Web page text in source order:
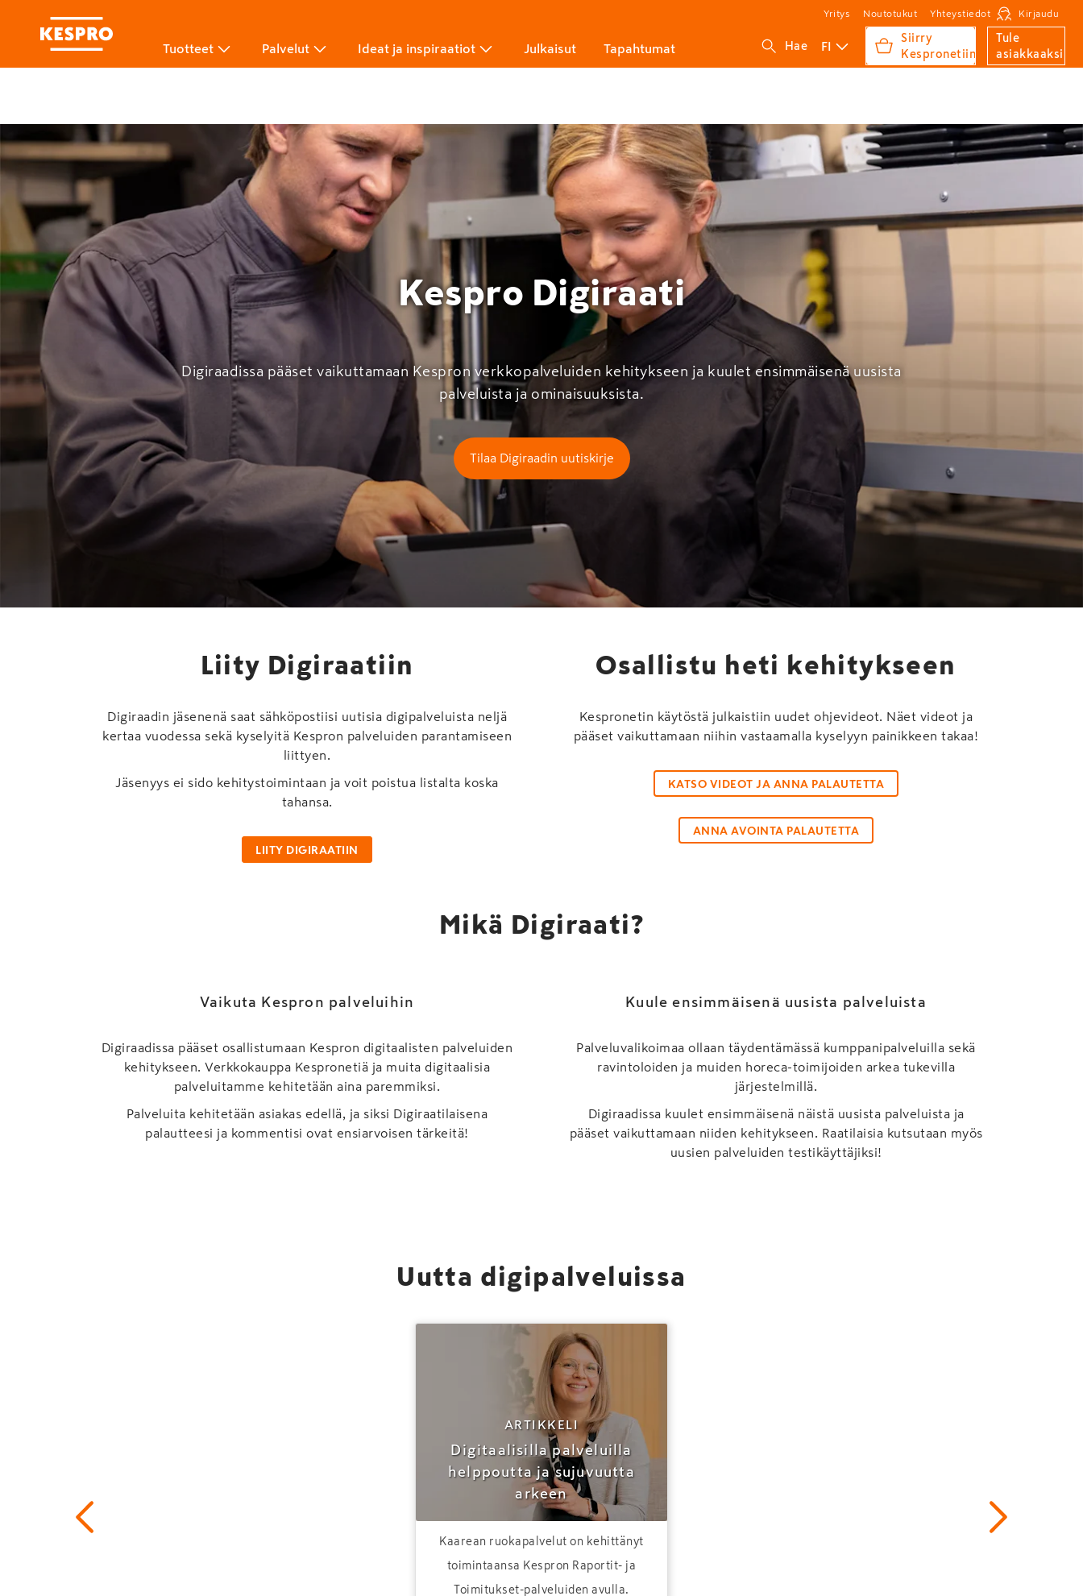
Yritys Noutotukut Yhteystiedot Kirjaudu
Tuotteet Palvelut Ideat ja inspiraatiot Julkaisut Tapahtumat Hae FI
Siirry
Kespronetiin
Tule
asiakkaaksi
Kespro Digiraati
Digiraadissa pääset vaikuttamaan Kespron verkkopalveluiden kehitykseen ja kuulet ensimmäisenä uusista
palveluista ja ominaisuuksista.
Tilaa Digiraadin uutiskirje
Liity Digiraatiin
Digiraadin jäsenenä saat sähköpostiisi uutisia digipalveluista neljä
kertaa vuodessa sekä kyselyitä Kespron palveluiden parantamiseen
liittyen.
Jäsenyys ei sido kehitystoimintaan ja voit poistua listalta koska
tahansa.
LIITY DIGIRAATIIN
Osallistu heti kehitykseen
Kespronetin käytöstä julkaistiin uudet ohjevideot. Näet videot ja
pääset vaikuttamaan niihin vastaamalla kyselyyn painikkeen takaa!
KATSO VIDEOT JA ANNA PALAUTETTA
ANNA AVOINTA PALAUTETTA
Mikä Digiraati?
Vaikuta Kespron palveluihin
Digiraadissa pääset osallistumaan Kespron digitaalisten palveluiden
kehitykseen. Verkkokauppa Kespronetiä ja muita digitaalisia
palveluitamme kehitetään aina paremmiksi.
Palveluita kehitetään asiakas edellä, ja siksi Digiraatilaisena
palautteesi ja kommentisi ovat ensiarvoisen tärkeitä!
Kuule ensimmäisenä uusista palveluista
Palveluvalikoimaa ollaan täydentämässä kumppanipalveluilla sekä
ravintoloiden ja muiden horeca-toimijoiden arkea tukevilla
järjestelmillä.
Digiraadissa kuulet ensimmäisenä näistä uusista palveluista ja
pääset vaikuttamaan niiden kehitykseen. Raatilaisia kutsutaan myös
uusien palveluiden testikäyttäjiksi!
Uutta digipalveluissa
ARTIKKELI
Digitaalisilla palveluilla
helppoutta ja sujuvuutta
arkeen
Kaarean ruokapalvelut on kehittänyt
toimintaansa Kespron Raportit- ja
Toimitukset-palveluiden avulla.